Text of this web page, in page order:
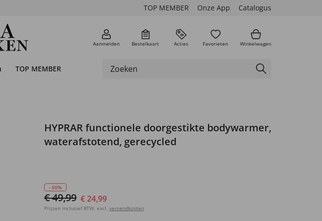
TOP MEMBER Onze App Catalogus
Aanmelden Bestelkaart Acties Favorieten Winkelwagen
TOP MEMBER
HYPRAR functionele doorgestikte bodywarmer,
waterafstotend, gerecycled
- 50%
€ 49,99 € 24,99
Prijzen inclusief BTW, excl. verzendkosten